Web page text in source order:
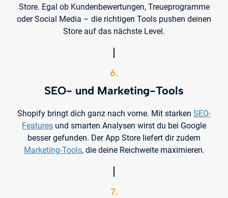
Store. Egal ob Kundenbewertungen, Treueprogramme
oder Social Media – die richtigen Tools pushen deinen
Store auf das nächste Level.
6.
SEO- und Marketing-Tools
Shopify bringt dich ganz nach vorne. Mit starken SEO-
Features und smarten Analysen wirst du bei Google
besser gefunden. Der App Store liefert dir zudem
Marketing-Tools, die deine Reichweite maximieren.
7.